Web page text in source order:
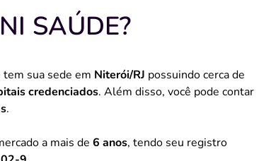
SAÚDE?
sua sede em Niterói/RJ possuindo cerca de
credenciados. Além disso, você pode contar
.
a mais de 6 anos, tendo seu registro